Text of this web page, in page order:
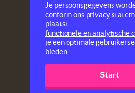
Je persoonsgegevens
conform ons privacy
plaatst
functionele en analytische
je een optimale
bieden.
Start